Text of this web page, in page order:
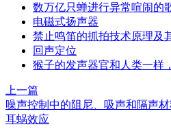
数万亿只蝉进行异常喧闹的
电磁式扬声器
禁止鸣笛的抓拍技术原理及
回声定位
猴子的发声器官和人类一样
上一篇
噪声控制中的阻尼、吸声和隔声
耳蜗效应